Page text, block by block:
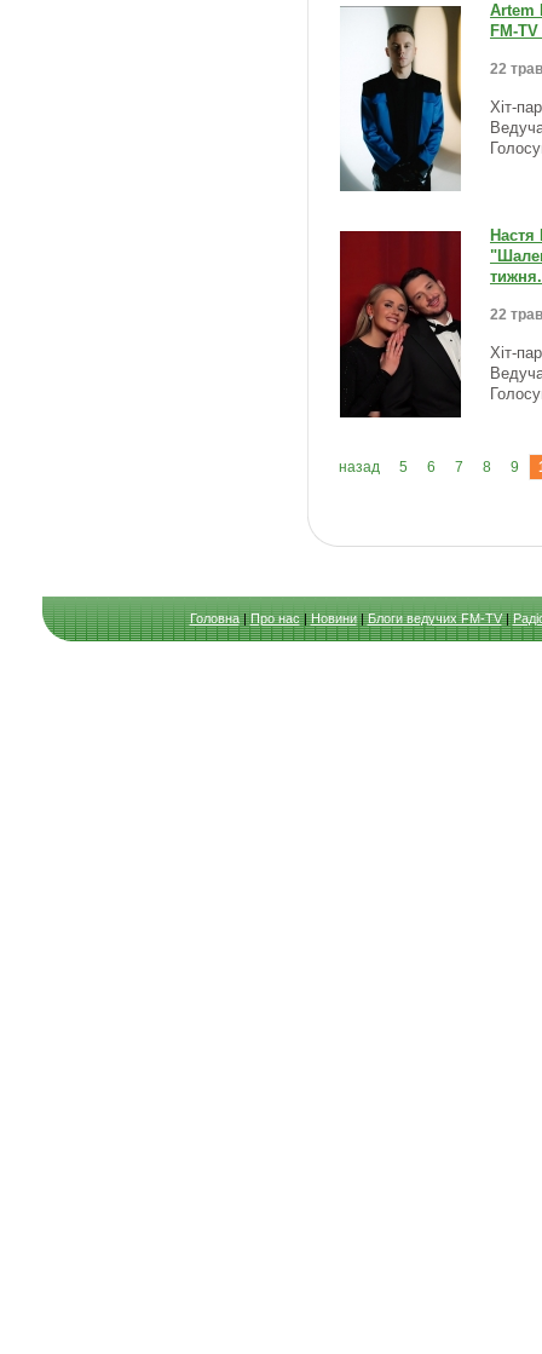
Artem
FM-
22
Хіт-
Настя
22
Хіт-
назад 5 6 7 8 9
Головна|Про нас|Новини|Блоги ведучих FM-TV|